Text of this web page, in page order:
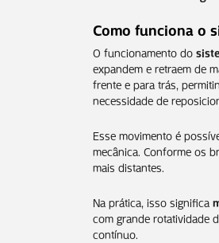
Como funciona o
O funcionamento do
expandem e retraem de
frente e para trás,
necessidade de
Esse movimento é
mecânica. Conforme os
mais distantes.
Na prática, isso significa
com grande rotatividade
contínuo.